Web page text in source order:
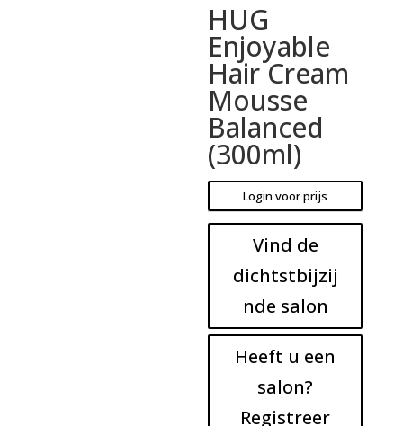
HUG
Enjoyable
Hair Cream
Mousse
Balanced
(300ml)
Login voor prijs
Vind de
dichtstbijzij
nde salon
Heeft u een
salon?
Registreer